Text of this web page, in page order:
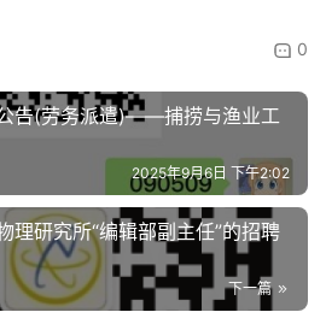
0
告(劳务派遣)——捕捞与渔业工
2025年9月6日 下午2:02
理研究所“编辑部副主任”的招聘
下一篇